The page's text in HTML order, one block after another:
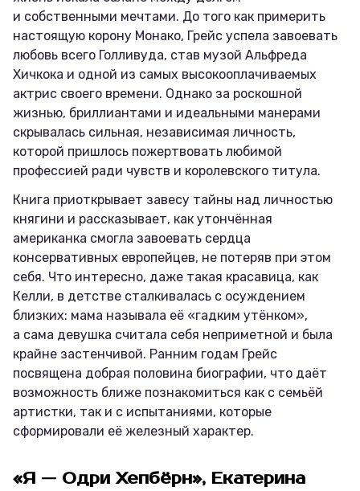
и собственными мечтами. До того как примерить
настоящую корону Монако, Грейс успела завоевать
любовь всего Голливуда, став музой Альфреда
Хичкока и одной из самых высокооплачиваемых
актрис своего времени. Однако за роскошной
жизнью, бриллиантами и идеальными манерами
скрывалась сильная, независимая личность,
которой пришлось пожертвовать любимой
профессией ради чувств и королевского титула.
Книга приоткрывает завесу тайны над личностью
княгини и рассказывает, как утончённая
американка смогла завоевать сердца
консервативных европейцев, не потеряв при этом
себя. Что интересно, даже такая красавица, как
Келли, в детстве сталкивалась с осуждением
близких: мама называла её «гадким утёнком»,
а сама девушка считала себя неприметной и была
крайне застенчивой. Ранним годам Грейс
посвящена добрая половина биографии, что даёт
возможность ближе познакомиться как с семьёй
артистки, так и с испытаниями, которые
сформировали её железный характер.
«Я — Одри Хепбёрн», Екатерина